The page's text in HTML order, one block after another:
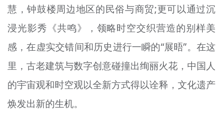
慧，钟鼓楼周边地区的民俗与商贸;更可以通过沉
浸光影秀《共鸣》，领略时空交织营造的别样美
感，在虚实交错间和历史进行一瞬的“展晤”。在这
里，古老建筑与数字创意碰撞出绚丽火花，中国人
的宇宙观和时空观以全新方式得以诠释，文化遗产
焕发出新的生机。